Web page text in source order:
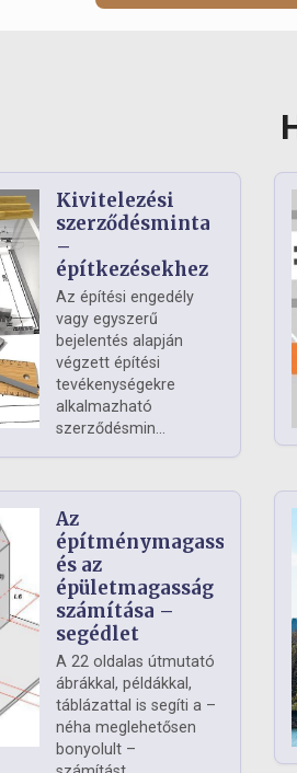
Kivitelezési
szerződésminta
–
építkezésekhez
Az építési engedély
vagy egyszerű
bejelentés alapján
végzett építési
tevékenységekre
alkalmazható
szerződésmin...
Az
építménymagasság
és az
épületmagasság
számítása –
segédlet
A 22 oldalas útmutató
ábrákkal, példákkal,
táblázattal is segíti a –
néha meglehetősen
bonyolult –